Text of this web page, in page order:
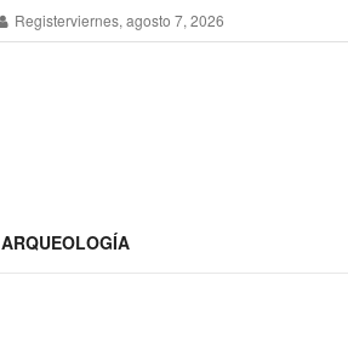
Registerviernes, agosto 7, 2026
ARQUEOLOGÍA